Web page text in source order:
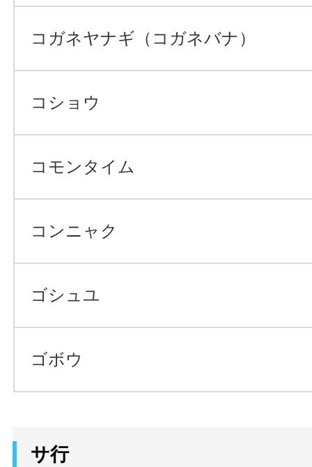
コガネヤナギ（コガネバナ）
コショウ
コモンタイム
コンニャク
ゴシュユ
ゴボウ
サ行